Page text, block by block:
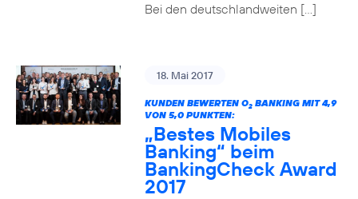
Bei den deutschlandweiten […]
18. Mai 2017
KUNDEN BEWERTEN O2BANKING MIT 4,9
VON 5,0 PUNKTEN:
„Bestes Mobiles
Banking“ beim
BankingCheck Award
2017